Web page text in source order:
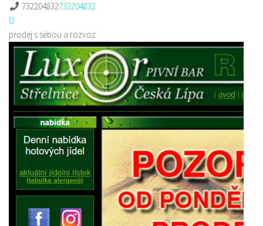
732204832732204832
prodej s sebou a rozvoz